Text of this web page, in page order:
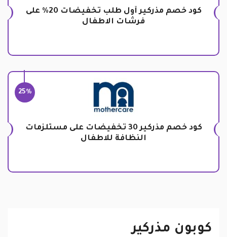
كود خصم مذركير أول طلب تخفيضات 20% على
فرشات الاطفال
25%
كود خصم مذركير 30 تخفيضات على مستلزمات
النظافة للاطفال
كوبون مذركير